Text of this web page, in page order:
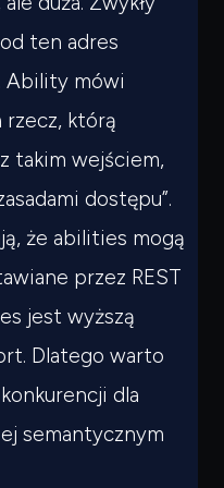
ten adres
Ability mówi
rzecz, którą
takim wejściem,
dostępu”.
że abilities mogą
przez REST
jest wyższą
Dlatego warto
dla
semantycznym